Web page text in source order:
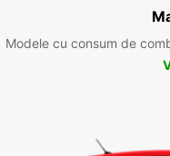
Modele cu consum de